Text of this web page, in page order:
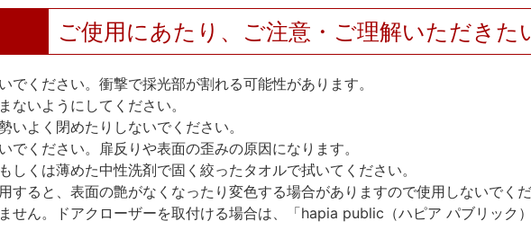
ご使用にあたり、ご注意・ご理解いただきた
ください。衝撃で採光部が割れる可能性があります。
いようにしてください。
よく閉めたりしないでください。
ください。扉反りや表面の歪みの原因になります。
くは薄めた中性洗剤で固く絞ったタオルで拭いてください。
ると、表面の艶がなくなったり変色する場合がありますので使用しないでくだ
せん。ドアクローザーを取付ける場合は、「hapia public（ハピア パブリック